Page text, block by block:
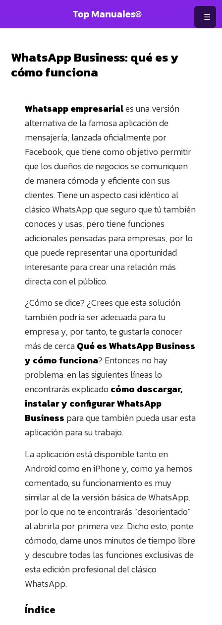
contenido
Top Manuales®
WhatsApp Business: qué es y
cómo funciona
Whatsapp empresariales una versión
alternativa de la famosa aplicación de
mensajería, lanzada oficialmente por
Facebook, que tiene como objetivo permitir
que los dueños de negocios se comuniquen
de manera cómoda y eficiente con sus
clientes. Tiene un aspecto casi idéntico al
clásico WhatsApp que seguro que tú también
conoces y usas, pero tiene funciones
adicionales pensadas para empresas, por lo
que puede representar una oportunidad
interesante para crear una relación más
directa con el público.
¿Cómo se dice? ¿Crees que esta solución
también podría ser adecuada para tu
empresa y, por tanto, te gustaría conocer
más de cercaQué es WhatsApp Business
y cómo funciona? Entonces no hay
problema: en las siguientes líneas lo
encontrarás explicadocómo descargar,
instalar y configurar WhatsApp
Business para que también pueda usar esta
aplicación para su trabajo.
La aplicación está disponible tanto en
Android como en iPhone y, como ya hemos
comentado, su funcionamiento es muy
similar al de la versión básica de WhatsApp,
por lo que no te encontrarás "desorientado"
al abrirla por primera vez. Dicho esto, ponte
cómodo, dame unos minutos de tiempo libre
y descubre todas las funciones exclusivas de
esta edición profesional del clásico
WhatsApp.
Índice
☰